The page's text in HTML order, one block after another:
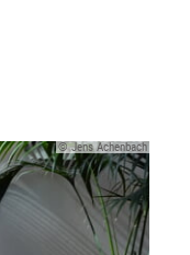
© Jens Achenbach